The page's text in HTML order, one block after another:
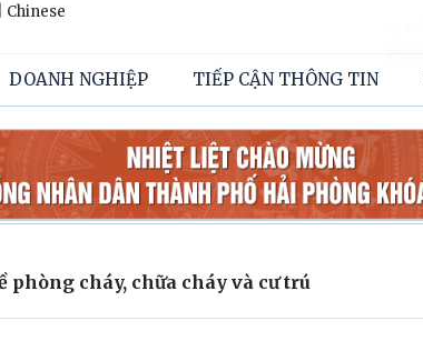
Chinese
DOANH NGHIỆP TIẾP CẬN THÔNG TIN
phòng cháy, chữa cháy và cư trú